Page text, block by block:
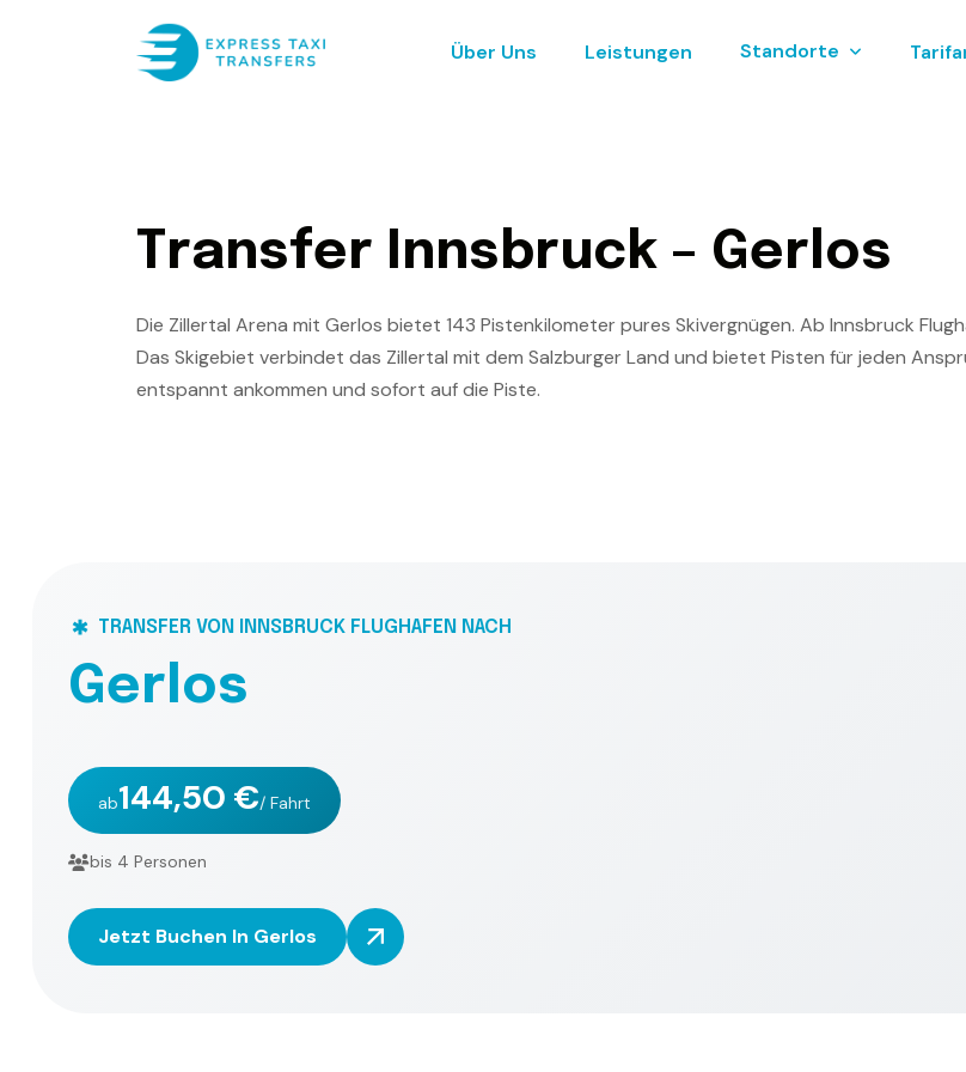
Über Uns Leistungen Standorte
Transfer Innsbruck – Gerlos
Die Zillertal Arena mit Gerlos bietet 143 Pistenkilometer pures Skivergnügen. Ab Innsbruck
Das Skigebiet verbindet das Zillertal mit dem Salzburger Land und bietet Pisten für jeden
entspannt ankommen und sofort auf die Piste.
TRANSFER VON INNSBRUCK FLUGHAFEN NACH
Gerlos
ab144,50 €/ Fahrt
bis 4 Personen
Jetzt Buchen In Gerlos